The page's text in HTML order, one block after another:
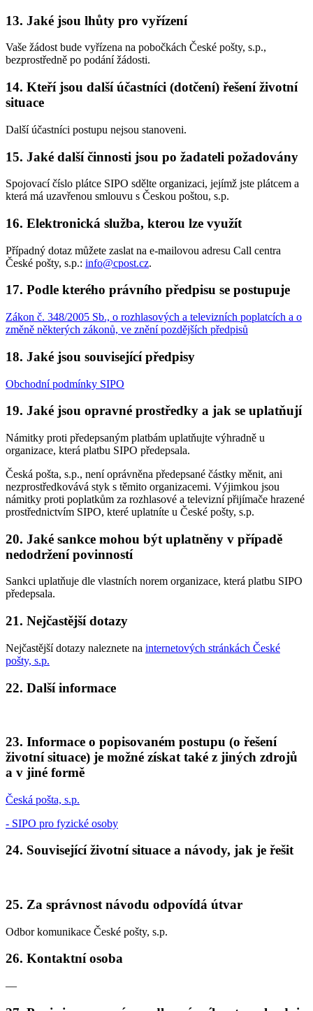
13. Jaké jsou lhůty pro vyřízení
Vaše žádost bude vyřízena na pobočkách České pošty, s.p.,
bezprostředně po podání žádosti.
14. Kteří jsou další účastníci (dotčení) řešení životní
situace
Další účastníci postupu nejsou stanoveni.
15. Jaké další činnosti jsou po žadateli požadovány
Spojovací číslo plátce SIPO sdělte organizaci, jejímž jste plátcem a
která má uzavřenou smlouvu s Českou poštou, s.p.
16. Elektronická služba, kterou lze využít
Případný dotaz můžete zaslat na e-mailovou adresu Call centra
České pošty, s.p.: info@cpost.cz.
17. Podle kterého právního předpisu se postupuje
Zákon č. 348/2005 Sb., o rozhlasových a televizních poplatcích a o
změně některých zákonů, ve znění pozdějších předpisů
18. Jaké jsou související předpisy
Obchodní podmínky SIPO
19. Jaké jsou opravné prostředky a jak se uplatňují
Námitky proti předepsaným platbám uplatňujte výhradně u
organizace, která platbu SIPO předepsala.
Česká pošta, s.p., není oprávněna předepsané částky měnit, ani
nezprostředkovává styk s těmito organizacemi. Výjimkou jsou
námitky proti poplatkům za rozhlasové a televizní přijímače hrazené
prostřednictvím SIPO, které uplatníte u České pošty, s.p.
20. Jaké sankce mohou být uplatněny v případě
nedodržení povinností
Sankci uplatňuje dle vlastních norem organizace, která platbu SIPO
předepsala.
21. Nejčastější dotazy
Nejčastější dotazy naleznete na internetových stránkách České
pošty, s.p.
22. Další informace
23. Informace o popisovaném postupu (o řešení
životní situace) je možné získat také z jiných zdrojů
a v jiné formě
Česká pošta, s.p.
- SIPO pro fyzické osoby
24. Související životní situace a návody, jak je řešit
25. Za správnost návodu odpovídá útvar
Odbor komunikace České pošty, s.p.
26. Kontaktní osoba
—